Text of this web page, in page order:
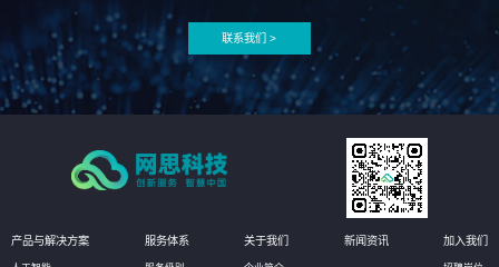
联系我们 >
产品与解决方案 服务体系 关于我们 新闻资讯 加入我们